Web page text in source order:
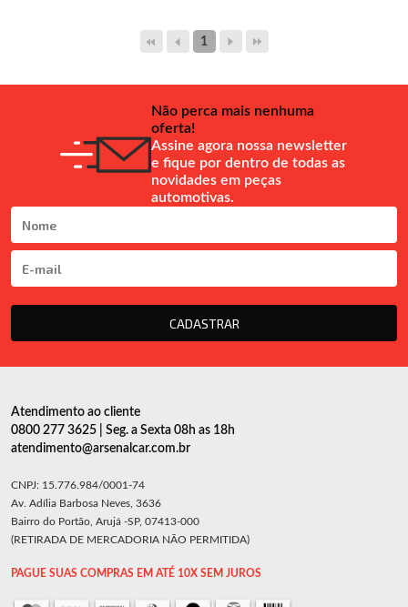
1
Não perca mais nenhuma
oferta!
Assine agora nossa newsletter
e fique por dentro de todas as
novidades em peças
automotivas.
CADASTRAR
Atendimento ao cliente
0800 277 3625 | Seg. a Sexta 08h as 18h
atendimento@arsenalcar.com.br
CNPJ: 15.776.984/0001-74
Av. Adília Barbosa Neves, 3636
Bairro do Portão, Arujá -SP, 07413-000
(RETIRADA DE MERCADORIA NÃO PERMITIDA)
PAGUE SUAS COMPRAS EM ATÉ 10X SEM JUROS